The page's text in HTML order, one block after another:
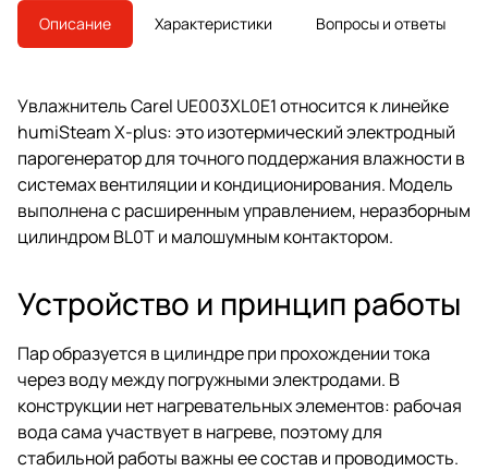
Описание Характеристики Вопросы и ответы
Увлажнитель Carel UE003XL0E1 относится к линейке
humiSteam X-plus: это изотермический электродный
парогенератор для точного поддержания влажности в
системах вентиляции и кондиционирования. Модель
выполнена с расширенным управлением, неразборным
цилиндром BL0T и малошумным контактором.
Устройство и принцип работы
Пар образуется в цилиндре при прохождении тока
через воду между погружными электродами. В
конструкции нет нагревательных элементов: рабочая
вода сама участвует в нагреве, поэтому для
стабильной работы важны ее состав и проводимость.